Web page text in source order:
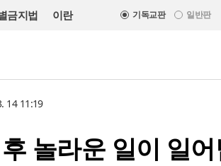
금지법 이란 기독교판 일반판
14 11:19
놀라운 일이 일